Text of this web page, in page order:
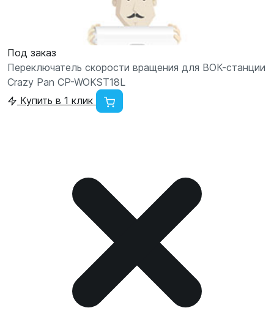
Под заказ
Переключатель скорости вращения для ВОК-станции
Crazy Pan CP-WOKST18L
Купить в 1 клик